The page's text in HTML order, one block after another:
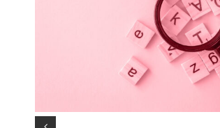
Itinerari
clima urbà